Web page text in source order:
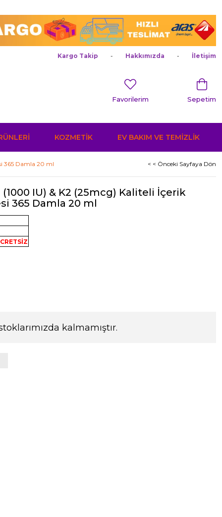
Kargo Takip Hakkımızda İletişim
Sepetim
Favorilerim
KOZMETİK EV BAKIM VE TEMİZLİK
365 Damla 20 ml < < Önceki Sayfaya Dön
IU) & K2 (25mcg) Kaliteli İçerik
365 Damla 20 ml
kalmamıştır.